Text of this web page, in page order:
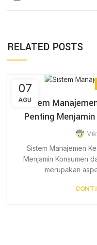
RELATED POSTS
07
AGU
Sistem
Penting
Sistem Manajemen
Menjamin Konsumen
merupakan